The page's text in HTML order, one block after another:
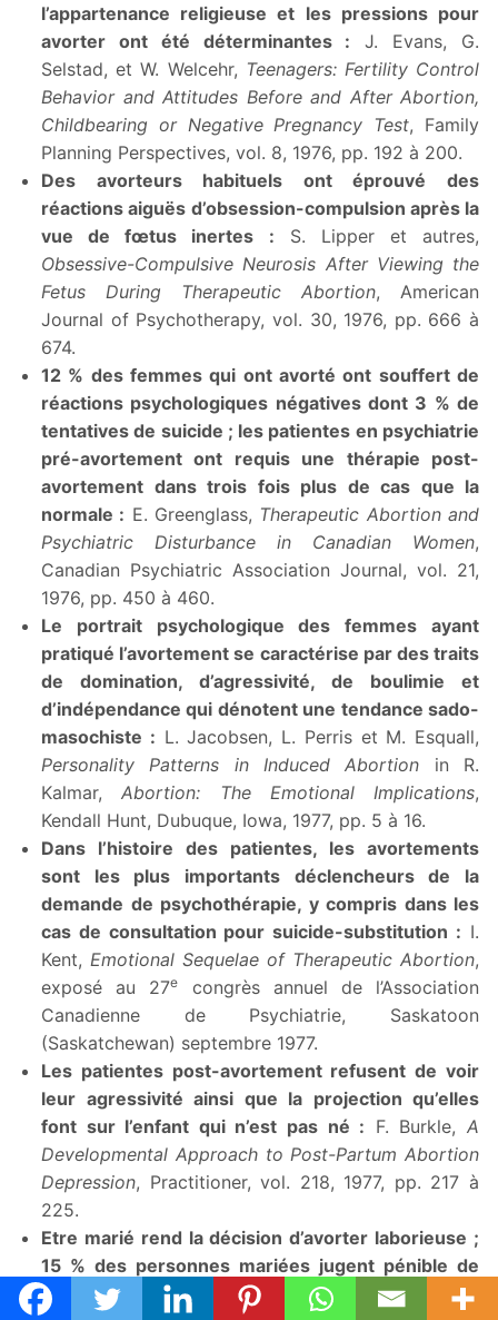
l’appartenance religieuse et les pressions pour
avorter ont été déterminantes : J. Evans, G.
Selstad, et W. Welcehr, Teenagers: Fertility Control
Behavior and Attitudes Before and After Abortion,
Childbearing or Negative Pregnancy Test, Family
Planning Perspectives, vol. 8, 1976, pp. 192 à 200.
Des avorteurs habituels ont éprouvé des
réactions aiguës d’obsession-compulsion après la
vue de fœtus inertes : S. Lipper et autres,
Obsessive-Compulsive Neurosis After Viewing the
Fetus During Therapeutic Abortion, American
Journal of Psychotherapy, vol. 30, 1976, pp. 666 à
674.
12 % des femmes qui ont avorté ont souffert de
réactions psychologiques négatives dont 3 % de
tentatives de suicide ; les patientes en psychiatrie
pré-avortement ont requis une thérapie post-
avortement dans trois fois plus de cas que la
normale : E. Greenglass, Therapeutic Abortion and
Psychiatric Disturbance in Canadian Women,
Canadian Psychiatric Association Journal, vol. 21,
1976, pp. 450 à 460.
Le portrait psychologique des femmes ayant
pratiqué l’avortement se caractérise par des traits
de domination, d’agressivité, de boulimie et
d’indépendance qui dénotent une tendance sado-
masochiste : L. Jacobsen, L. Perris et M. Esquall,
Personality Patterns in Induced Abortion in R.
Kalmar,Abortion: The Emotional Implications,
Kendall Hunt, Dubuque, Iowa, 1977, pp. 5 à 16.
Dans l’histoire des patientes, les avortements
sont les plus importants déclencheurs de la
demande de psychothérapie, y compris dans les
cas de consultation pour suicide-substitution : I.
Kent, Emotional Sequelae of Therapeutic Abortion,
exposé au 27e
congrès annuel de l’Association
Canadienne de Psychiatrie, Saskatoon
(Saskatchewan) septembre 1977.
Les patientes post-avortement refusent de voir
leur agressivité ainsi que la projection qu’elles
font sur l’enfant qui n’est pas né : F. Burkle,A
Developmental Approach to Post-Partum Abortion
Depression, Practitioner, vol. 218, 1977, pp. 217 à
225.
Etre marié rend la décision d’avorter laborieuse ;
15 % des personnes mariées jugent pénible de
prendre la décision d’avorter et éprouvent